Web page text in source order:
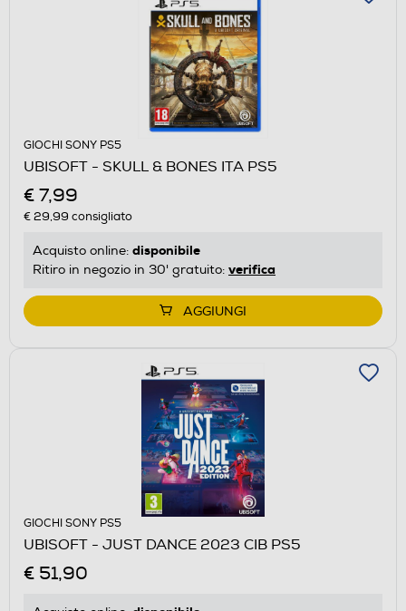
GIOCHI SONY PS5
UBISOFT - SKULL & BONES ITA PS5
€ 7,99
€ 29,99 consigliato
Acquisto online: disponibile
Ritiro in negozio in 30' gratuito: verifica
AGGIUNGI
GIOCHI SONY PS5
UBISOFT - JUST DANCE 2023 CIB PS5
€ 51,90